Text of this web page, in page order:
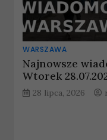
WARSZAWA
Najnowsze
Wtorek
28 lipca, 2026